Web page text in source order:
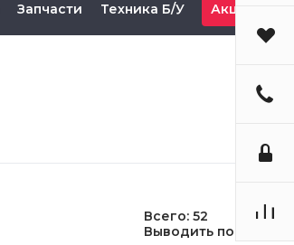
Запчасти Техника Б/У Акции
Всего: 52
Выводить по: